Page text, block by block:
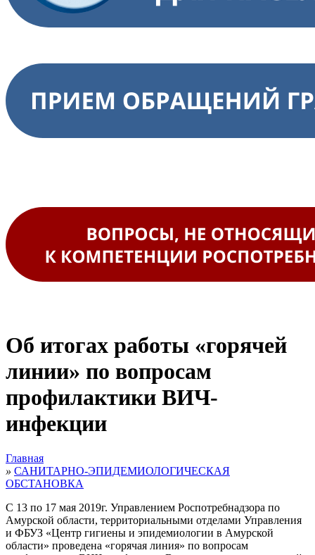
Об итогах работы «горячей
линии» по вопросам
профилактики ВИЧ-
инфекции
Главная
» САНИТАРНО-ЭПИДЕМИОЛОГИЧЕСКАЯ
ОБСТАНОВКА
С 13 по 17 мая 2019г. Управлением Роспотребнадзора по
Амурской области, территориальными отделами Управления
и ФБУЗ «Центр гигиены и эпидемиологии в Амурской
области» проведена «горячая линия» по вопросам